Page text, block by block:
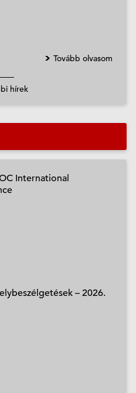
Tovább olvasom
hírek
International
– 2026.